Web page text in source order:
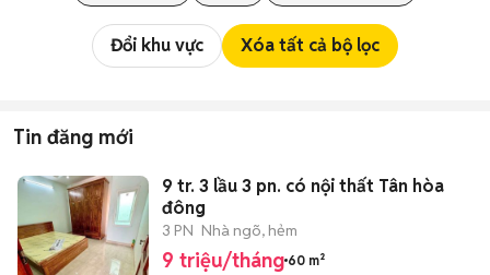
Đổi khu vực Xóa tất cả bộ lọc
Tin đăng mới
9 tr. 3 lầu 3 pn. có nội thất Tân hòa
đông
3 PN Nhà ngõ, hẻm
9 triệu/tháng 60 m²